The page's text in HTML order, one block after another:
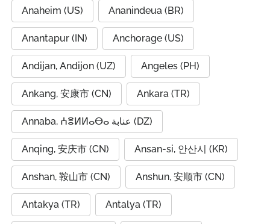
Anaheim (US) Ananindeua (BR)
Anantapur (IN) Anchorage (US)
Andijan, Andijon (UZ) Angeles (PH)
Ankang, 安康市 (CN) Ankara (TR)
Annaba, ⵄⴻⵍⵍⴰⴱⴰ عنابة (DZ)
Anqing, 安庆市 (CN) Ansan-si, 안산시 (KR)
Anshan, 鞍山市 (CN) Anshun, 安顺市 (CN)
Antakya (TR) Antalya (TR)